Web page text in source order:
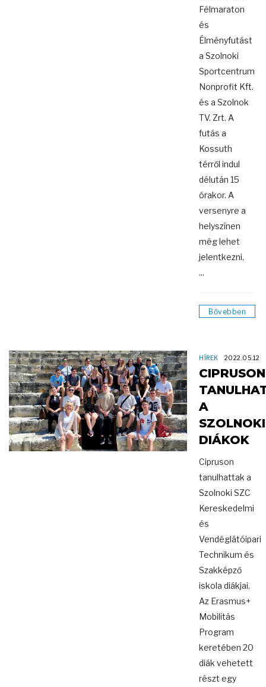
Félmaraton
és
Élményfutást
a Szolnoki
Sportcentrum
Nonprofit Kft.
és a Szolnok
TV. Zrt. A
futás a
Kossuth
térről indul
délután 15
órakor. A
versenyre a
helyszínen
még lehet
jelentkezni.
...
Bővebben
HÍREK 2022.05.12
CIPRUSON
A
SZOLNOKI
DIÁKOK
Cipruson
tanulhattak a
Szolnoki SZC
Kereskedelmi
és
Vendéglátóipari
Technikum és
Szakképző
iskola diákjai.
Az Erasmus+
Mobilitás
Program
keretében 20
diák vehetett
részt egy